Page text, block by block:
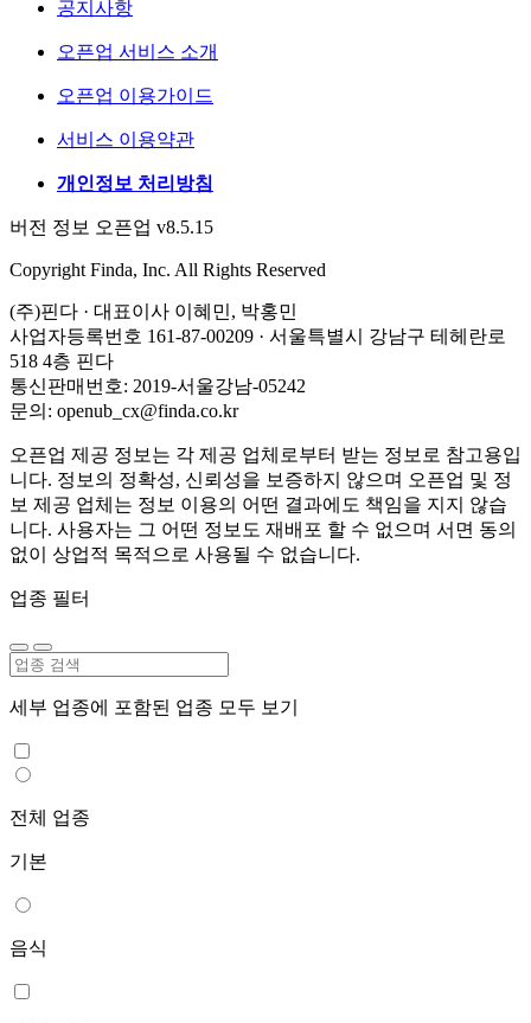
공지사항
오픈업 서비스 소개
오픈업 이용가이드
서비스 이용약관
개인정보 처리방침
버전 정보 오픈업 v8.5.15
Copyright Finda, Inc. All Rights Reserved
(주)핀다 · 대표이사 이혜민, 박홍민
사업자등록번호 161-87-00209 · 서울특별시 강남구 테헤란로
518 4층 핀다
통신판매번호: 2019-서울강남-05242
문의: openub_cx@finda.co.kr
오픈업 제공 정보는 각 제공 업체로부터 받는 정보로 참고용입
니다. 정보의 정확성, 신뢰성을 보증하지 않으며 오픈업 및 정
보 제공 업체는 정보 이용의 어떤 결과에도 책임을 지지 않습
니다. 사용자는 그 어떤 정보도 재배포 할 수 없으며 서면 동의
없이 상업적 목적으로 사용될 수 없습니다.
업종 필터
세부 업종에 포함된 업종 모두 보기
전체 업종
기본
음식